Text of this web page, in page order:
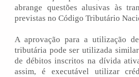
abrange questões alusivas às
previstas no Código Tributário
A aprovação para a utilização
tributária pode ser utilizada
de débitos inscritos na dívida
assim, é executável utilizar